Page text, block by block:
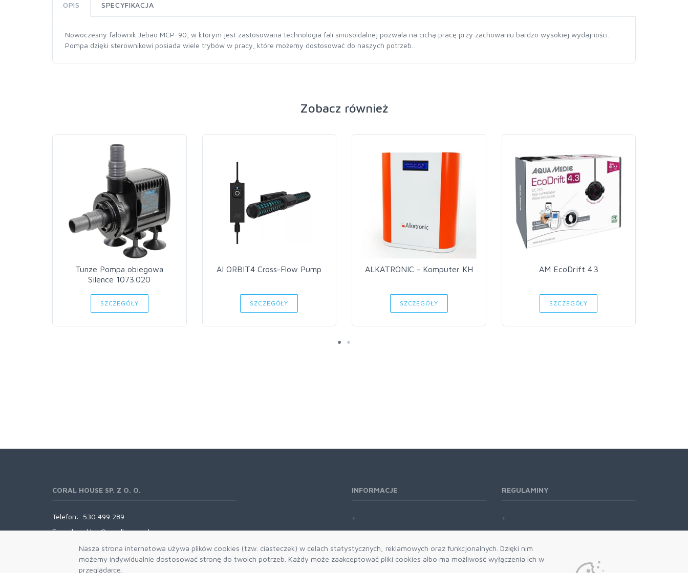
Nasza strona internetowa używa plików cookies (tzw. ciasteczek) w celach statystycznych, reklamowych oraz funkcjonalnych. Dzięki nim
możemy indywidualnie dostosować stronę do twoich potrzeb. Każdy może zaakceptować pliki cookies albo ma możliwość wyłączenia ich w
przeglądarce.
OPIS SPECYFIKACJA
Nowoczesny falownik Jebao MCP-90, w którym jest zastosowana technologia fali sinusoidalnej pozwala na cichą pracę przy zachowaniu bardzo wysokiej wydajności.
Pompa dzięki sterownikowi posiada wiele trybów w pracy, które możemy dostosować do naszych potrzeb.
Zobacz również
Tunze Pompa obiegowa
Silence 1073.020
SZCZEGÓŁY
AI ORBIT4 Cross-Flow Pump
SZCZEGÓŁY
ALKATRONIC - Komputer KH
SZCZEGÓŁY
AM EcoDrift 4.3
SZCZEGÓŁY
CORAL HOUSE SP. Z O. O.
Telefon:
530 499 289
E-mail:
sklep@coralhouse.pl
INFORMACJE REGULAMINY